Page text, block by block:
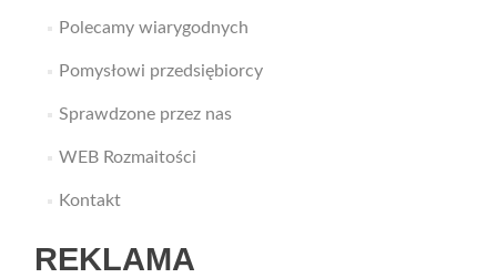
Polecamy wiarygodnych
Pomysłowi przedsiębiorcy
Sprawdzone przez nas
WEB Rozmaitości
Kontakt
REKLAMA